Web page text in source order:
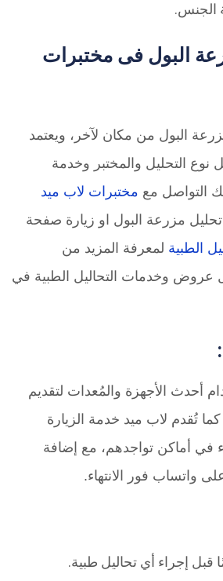
الجنس.
البول فى مختبرات
البول من مكان لآخر، ويعتمد
التحليل والمختبر وخدمة
التواصل مع مختبرات لاب ميد
مزرعة البول او زيارة صفحة
الطبية لمعرفة المزيد من
عروض وخدمات التحاليل الطبية في
أحدث الأجهزة والمُعدات لتقديم
تُقدم لاب ميد خدمة الزيارة
في أماكن تواجدهم، مع إضافة
واتساب فور الانتهاء.
قبل إجراء أي تحاليل طبية.